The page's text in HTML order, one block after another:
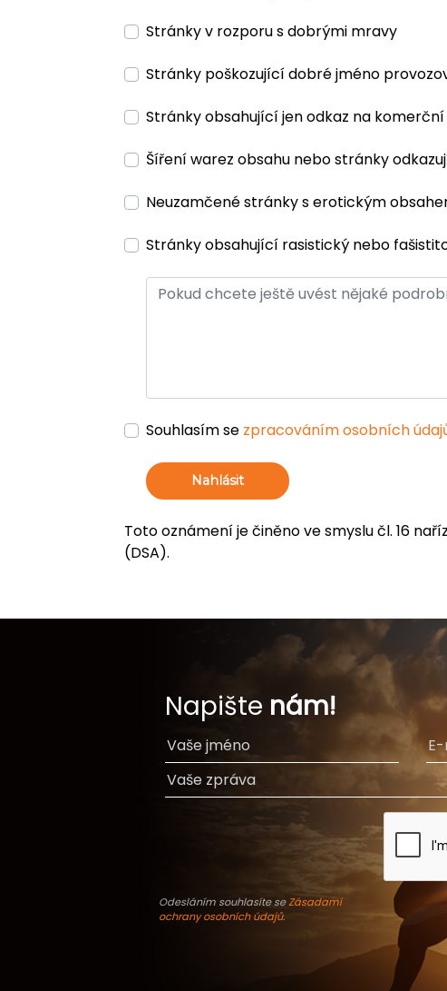
Stránky v rozporu s dobrými mravy
Stránky poškozující dobré jméno
Stránky obsahující jen odkaz na
Šíření warez obsahu nebo stránky
Neuzamčené stránky s erotickým
Stránky obsahující rasistický nebo
Souhlasím se zpracováním osobních
Nahlásit
Toto oznámení je činěno ve smyslu čl. 16
(DSA).
Napište nám!
Odesláním souhlasíte seZásadami
ochrany osobních údajů.